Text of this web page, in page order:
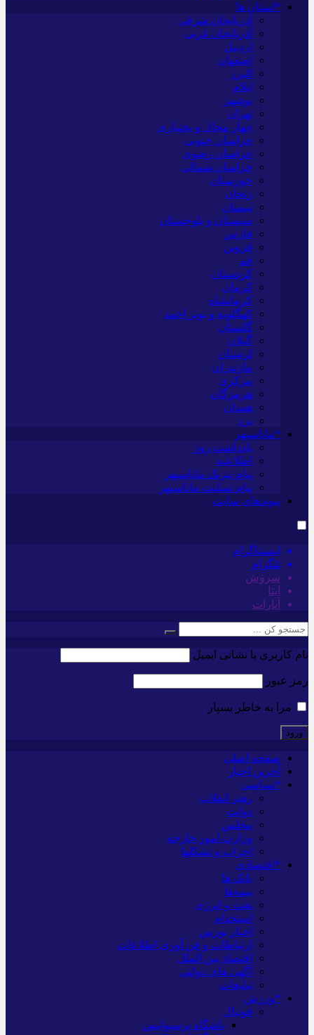
*استان ها
آذربایجان شرقی
آذربایجان غربی
اردبیل
اصفهان
البرز
ایلام
بوشهر
تهران
چهار محال و بختیاری
خراسان جنوبی
خراسان رضوی
خراسان شمالی
خوزستان
زنجان
سمنان
سیستان و بلوچستان
فارس
قزوین
قم
کردستان
کرمان
کرمانشاه
کهگلویه و بویر احمد
گلستان
گیلان
لرستان
مازندران
مرکزی
هرمزگان
همدان
یزد
*ماناسپهر
یادداشت روز
اطلاعیه
پیام تبریک ماناسپهر
پیام تسلیت ماناسپهر
پیوندهای سایت
اینستاگرام
تلگرام
سروش
ایتا
آپارات
نام کاربری یا نشانی ایمیل
رمز عبور
مرا به خاطر بسپار
صفحه اصلی
آخرین اخبار
*سیاسی
رهبر انقلاب
دولت
مجلس
وزارت امور خارجه
احزاب و تشکلها
*اقتصادی
بانک ها
بیمه‌ها
نفت و انرژی
استخدام
اخبار بورس
ارتباطات و فن آوری اطلاعات
اقتصاد بین الملل
آگهی های دولتی
تبلیغات
*ورزش
فوتبال
باشگاه پرسپولیس